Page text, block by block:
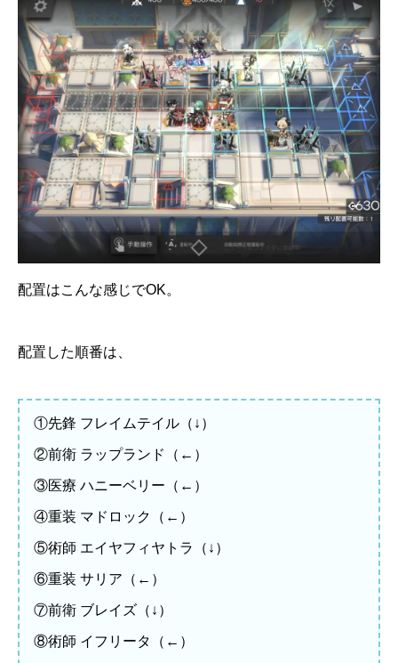
配置はこんな感じでOK。
配置した順番は、
①先鋒 フレイムテイル（↓）
②前衛 ラップランド（←）
③医療 ハニーベリー（←）
④重装 マドロック（←）
⑤術師 エイヤフィヤトラ（↓）
⑥重装 サリア（←）
⑦前衛 ブレイズ（↓）
⑧術師 イフリータ（←）